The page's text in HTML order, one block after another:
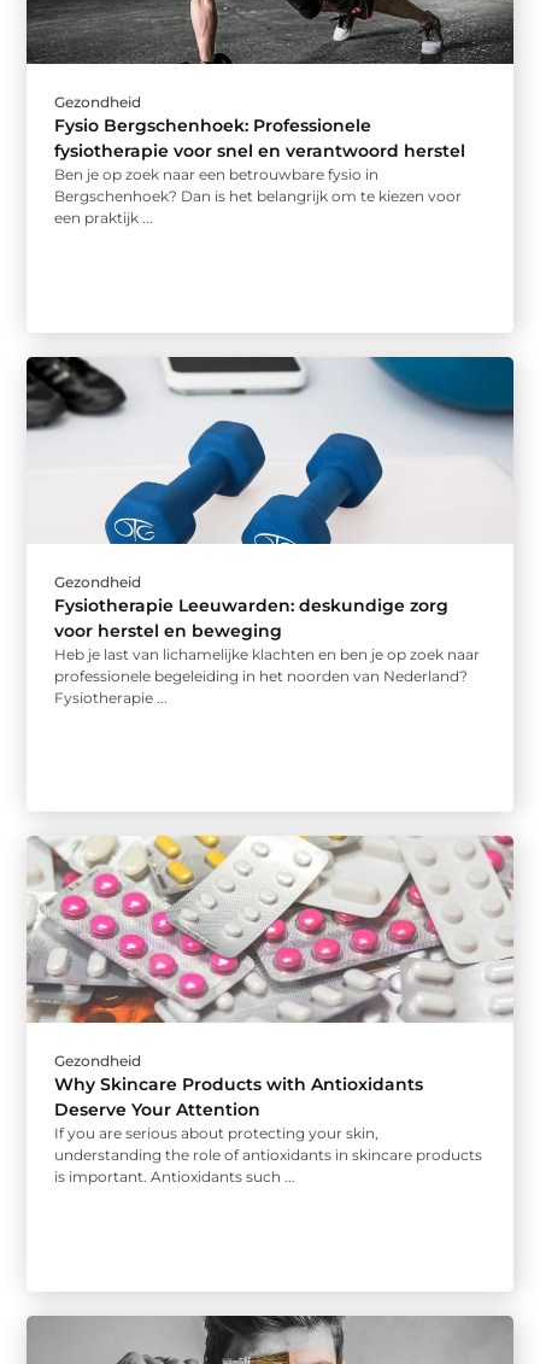
Gezondheid
Fysio Bergschenhoek: Professionele
fysiotherapie voor snel en verantwoord herstel
Ben je op zoek naar een betrouwbare fysio in
Bergschenhoek? Dan is het belangrijk om te kiezen voor
een praktijk ...
Gezondheid
Fysiotherapie Leeuwarden: deskundige zorg
voor herstel en beweging
Heb je last van lichamelijke klachten en ben je op zoek naar
professionele begeleiding in het noorden van Nederland?
Fysiotherapie ...
Gezondheid
Why Skincare Products with Antioxidants
Deserve Your Attention
If you are serious about protecting your skin,
understanding the role of antioxidants in skincare products
is important. Antioxidants such ...